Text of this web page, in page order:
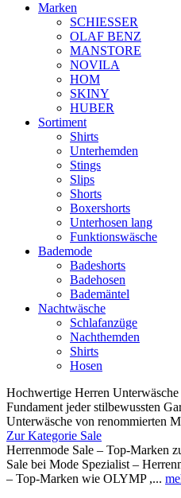
Marken
SCHIESSER
OLAF BENZ
MANSTORE
NOVILA
HOM
SKINY
HUBER
Sortiment
Shirts
Unterhemden
Stings
Slips
Shorts
Boxershorts
Unterhosen lang
Funktionswäsche
Bademode
Badeshorts
Badehosen
Bademäntel
Nachtwäsche
Schlafanzüge
Nachthemden
Shirts
Hosen
Hochwertige Herren
Fundament jeder stilbewussten
Unterwäsche von renommierten
Zur Kategorie Sale
Herrenmode Sale – Top-Marken
Sale bei Mode Spezialist –
– Top-Marken wie OLYMP ,...